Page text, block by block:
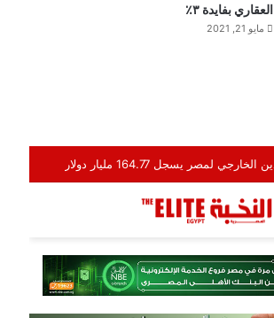
العقاري بفايدة ٣٪
مايو 21, 2021